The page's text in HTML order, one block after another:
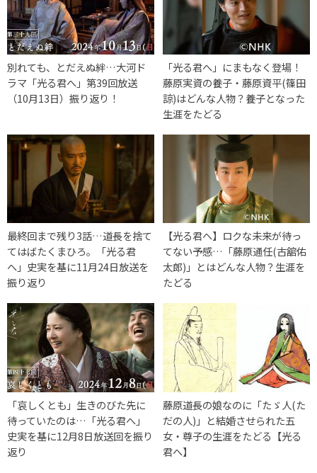
別れても、とだえぬ絆…大河ド
ラマ「光る君へ」第39回放送
（10月13日）振り返り！
「光る君へ」にまもなく登場！
藤原実資の養子・藤原資平(篠田
諒)はどんな人物？養子となった
生涯をたどる
最終回まで残り3話…道長を捨て
てはばたくまひろ。「光る君
へ」史実を基に11月24日放送を
振り返り
【光る君へ】ロクな未来が待っ
てない予感…「藤原通任(古舘佑
太郎)」とはどんな人物？生涯を
たどる
「哀しくとも」生きのびた先に
待っていたのは…「光る君へ」
史実を基に12月8日放送回を振り
返り
藤原道長の娘なのに「たゞ人(た
だの人)」と結婚させられた五
女・尊子の生涯をたどる【光る
君へ】